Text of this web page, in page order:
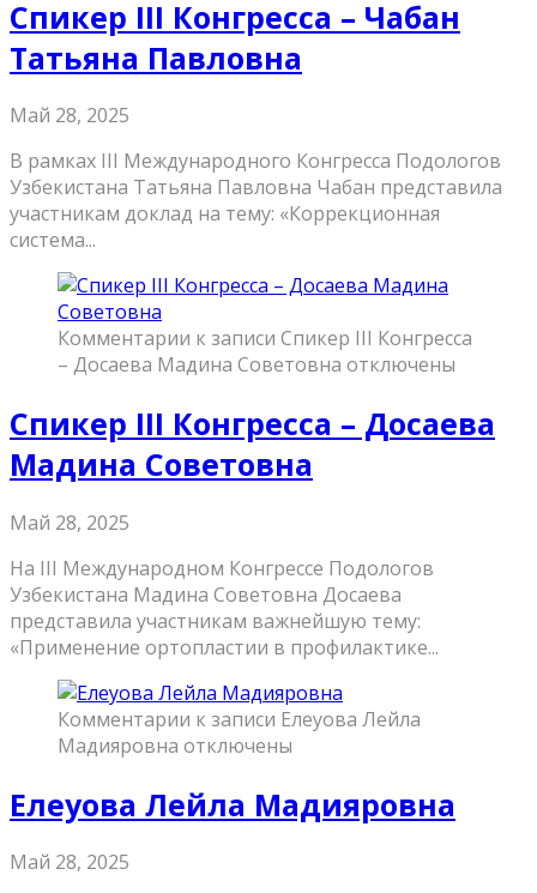
Спикер III Конгресса – Чабан
Татьяна Павловна
Май 28, 2025
В рамках III Международного Конгресса Подологов
Узбекистана Татьяна Павловна Чабан представила
участникам доклад на тему: «Коррекционная
система...
Комментарии к записи Спикер III Конгресса
– Досаева Мадина Советовна отключены
Спикер III Конгресса – Досаева
Мадина Советовна
Май 28, 2025
На III Международном Конгрессе Подологов
Узбекистана Мадина Советовна Досаева
представила участникам важнейшую тему:
«Применение ортопластии в профилактике...
Комментарии к записи Елеуова Лейла
Мадияровна отключены
Елеуова Лейла Мадияровна
Май 28, 2025